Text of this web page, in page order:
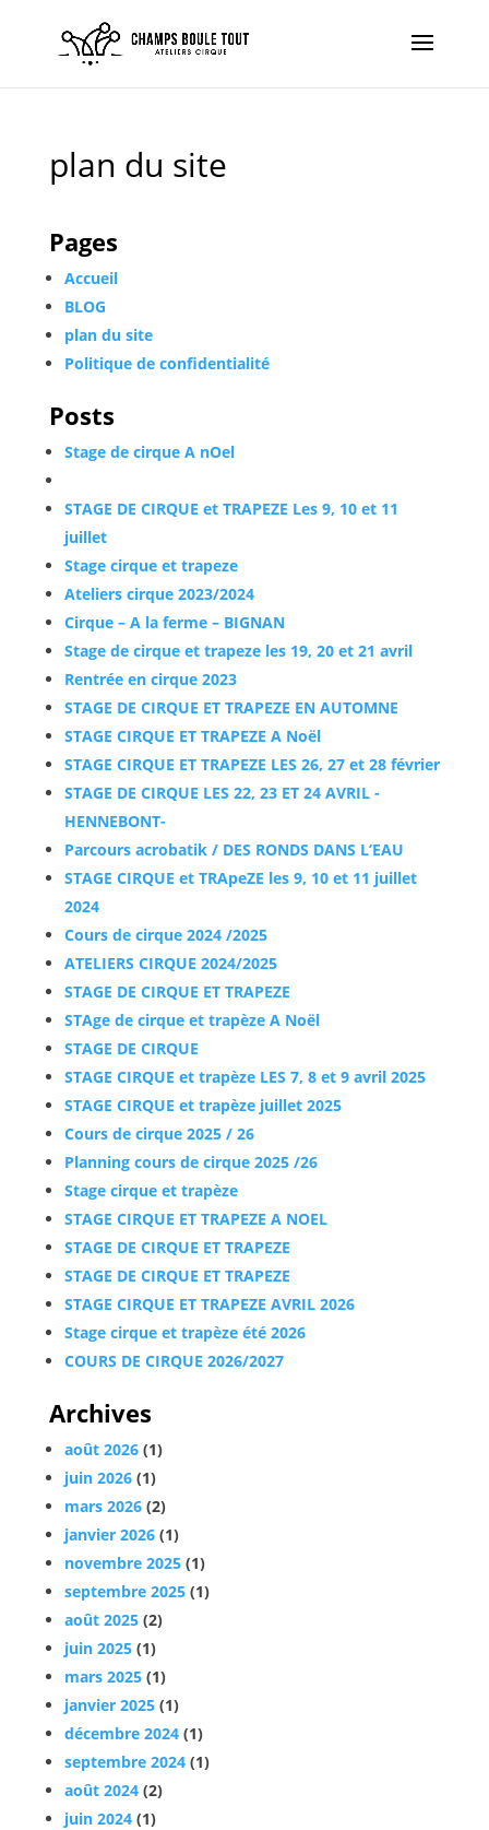
plan du site
Pages
Accueil
BLOG
plan du site
Politique de confidentialité
Posts
Stage de cirque A nOel
STAGE DE CIRQUE et TRAPEZE Les 9, 10 et 11
juillet
Stage cirque et trapeze
Ateliers cirque 2023/2024
Cirque – A la ferme – BIGNAN
Stage de cirque et trapeze les 19, 20 et 21 avril
Rentrée en cirque 2023
STAGE DE CIRQUE ET TRAPEZE EN AUTOMNE
STAGE CIRQUE ET TRAPEZE A Noël
STAGE CIRQUE ET TRAPEZE LES 26, 27 et 28 février
STAGE DE CIRQUE LES 22, 23 ET 24 AVRIL -
HENNEBONT-
Parcours acrobatik / DES RONDS DANS L’EAU
STAGE CIRQUE et TRApeZE les 9, 10 et 11 juillet
2024
Cours de cirque 2024 /2025
ATELIERS CIRQUE 2024/2025
STAGE DE CIRQUE ET TRAPEZE
STAge de cirque et trapèze A Noël
STAGE DE CIRQUE
STAGE CIRQUE et trapèze LES 7, 8 et 9 avril 2025
STAGE CIRQUE et trapèze juillet 2025
Cours de cirque 2025 / 26
Planning cours de cirque 2025 /26
Stage cirque et trapèze
STAGE CIRQUE ET TRAPEZE A NOEL
STAGE DE CIRQUE ET TRAPEZE
STAGE DE CIRQUE ET TRAPEZE
STAGE CIRQUE ET TRAPEZE AVRIL 2026
Stage cirque et trapèze été 2026
COURS DE CIRQUE 2026/2027
Archives
août 2026(1)
juin 2026(1)
mars 2026(2)
janvier 2026(1)
novembre 2025(1)
septembre 2025(1)
août 2025(2)
juin 2025(1)
mars 2025(1)
janvier 2025(1)
décembre 2024(1)
septembre 2024(1)
août 2024(2)
juin 2024(1)